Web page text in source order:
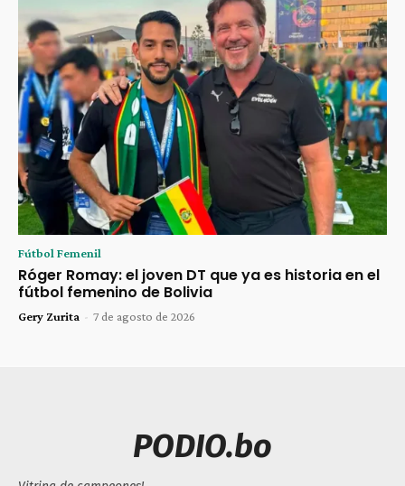
Fútbol Femenil
Róger Romay: el joven DT que ya es historia en el
fútbol femenino de Bolivia
Gery Zurita - 7 de agosto de 2026
PODIO.bo